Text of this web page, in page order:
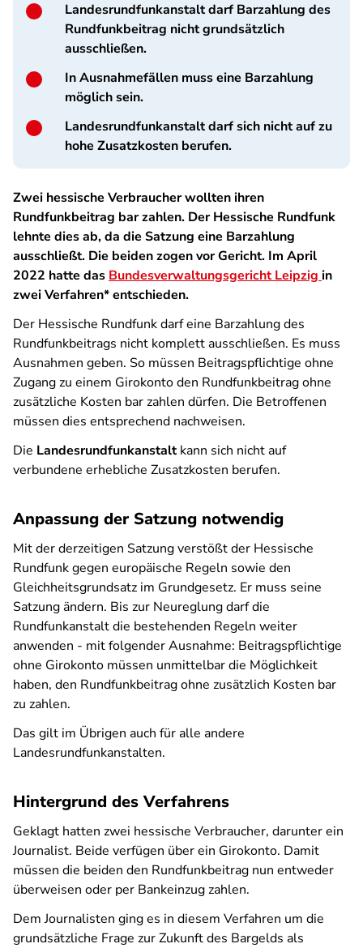
Landesrundfunkanstalt darf Barzahlung des
Rundfunkbeitrag nicht grundsätzlich
ausschließen.
In Ausnahmefällen muss eine Barzahlung
möglich sein.
Landesrundfunkanstalt darf sich nicht auf zu
hohe Zusatzkosten berufen.
Zwei hessische Verbraucher wollten ihren
Rundfunkbeitrag bar zahlen. Der Hessische Rundfunk
lehnte dies ab, da die Satzung eine Barzahlung
ausschließt. Die beiden zogen vor Gericht. Im April
2022 hatte das Bundesverwaltungsgericht Leipzig in
zwei Verfahren* entschieden.
Der Hessische Rundfunk darf eine Barzahlung des
Rundfunkbeitrags nicht komplett ausschließen. Es muss
Ausnahmen geben. So müssen Beitragspflichtige ohne
Zugang zu einem Girokonto den Rundfunkbeitrag ohne
zusätzliche Kosten bar zahlen dürfen. Die Betroffenen
müssen dies entsprechend nachweisen.
Die Landesrundfunkanstaltkann sich nicht auf
verbundene erhebliche Zusatzkosten berufen.
Anpassung der Satzung notwendig
Mit der derzeitigen Satzung verstößt der Hessische
Rundfunk gegen europäische Regeln sowie den
Gleichheitsgrundsatz im Grundgesetz. Er muss seine
Satzung ändern. Bis zur Neureglung darf die
Rundfunkanstalt die bestehenden Regeln weiter
anwenden - mit folgender Ausnahme: Beitragspflichtige
ohne Girokonto müssen unmittelbar die Möglichkeit
haben, den Rundfunkbeitrag ohne zusätzlich Kosten bar
zu zahlen.
Das gilt im Übrigen auch für alle andere
Landesrundfunkanstalten.
Hintergrund des Verfahrens
Geklagt hatten zwei hessische Verbraucher, darunter ein
Journalist. Beide verfügen über ein Girokonto. Damit
müssen die beiden den Rundfunkbeitrag nun entweder
überweisen oder per Bankeinzug zahlen.
Dem Journalisten ging es in diesem Verfahren um die
grundsätzliche Frage zur Zukunft des Bargelds als